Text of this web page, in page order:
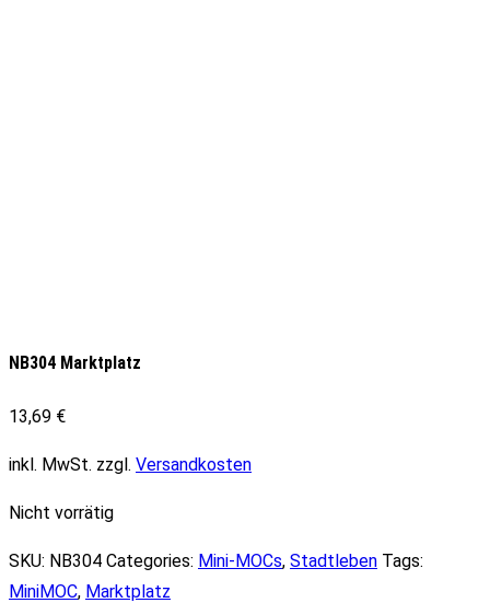
NB304 Marktplatz
13,69 €
inkl. MwSt. zzgl. Versandkosten
Nicht vorrätig
SKU: NB304 Categories: Mini-MOCs, Stadtleben Tags:
MiniMOC, Marktplatz